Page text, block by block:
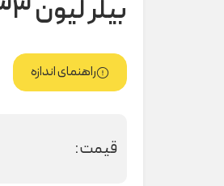
بیلر لیون ۱۳۲۳۳ indigo کد t000909
راهنمای اندازه
قیمت: